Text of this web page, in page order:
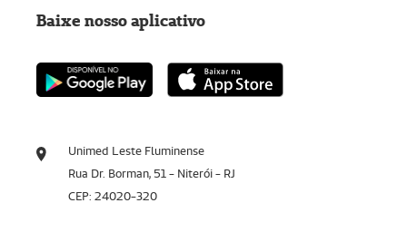
Unimed Leste Fluminense
Rua Dr. Borman, 51 - Niterói - RJ
CEP: 24020-320
Baixe nosso aplicativo